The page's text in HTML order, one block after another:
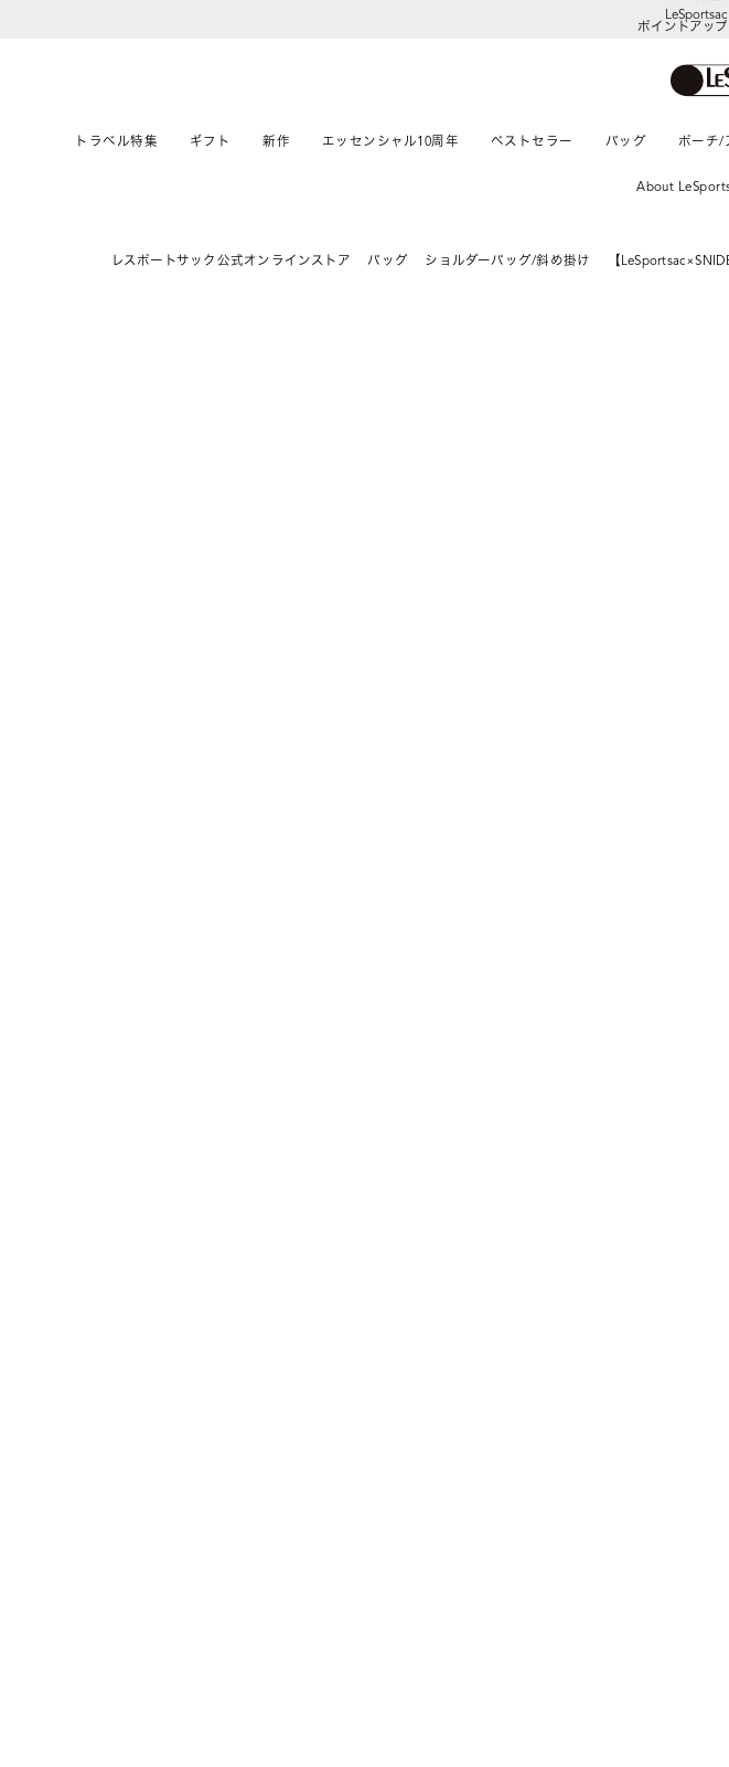
ポイントアッ
トラベル特集 ギフト 新作 エッセンシャル10周年 ベストセラー バッグ ポーチ/
About
レスポートサック公式オンラインストア バッグ ショルダーバッグ/斜め掛け 【